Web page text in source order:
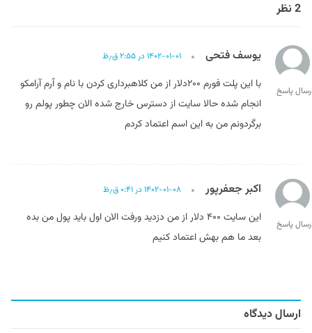
2 نظر
یوسف فتحی ۱۴۰۲-۰۱-۰۱ در ۲:۵۵ ق٫ظ
با این پلت فورم ۲۰۰دلار از من کلاهبرداری کردن با نام و ٱرم آرامکو
انجام شده حالا سایت از دسترس خارج شده الان چطور پولم رو
برگردونم من به این اسم اعتماد کردم
پاسخ
اکبر جعفرپور ۱۴۰۲-۰۱-۰۸ در ۰:۴۱ ق٫ظ
این سایت ۴۰۰ دلار از من دزدید ورفت الان اول باید پول من بده
بعد ما هم بهش اعتماد کنیم
پاسخ
ارسال دیدگاه